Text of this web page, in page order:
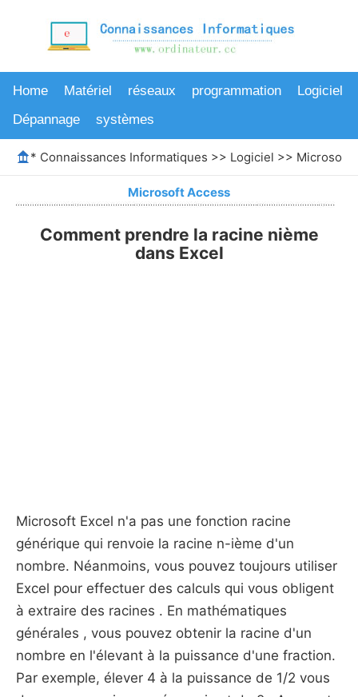
Home Matériel réseaux programmation
Logiciel
Dépannage
systèmes
* Connaissances Informatiques >> Logiciel >> Microsoft
Microsoft Access
Comment prendre la racine nième
dans Excel
Microsoft Excel n'a pas une fonction racine
générique qui renvoie la racine n-ième d'un
nombre. Néanmoins, vous pouvez toujours utiliser
Excel pour effectuer des calculs qui vous obligent
à extraire des racines . En mathématiques
générales , vous pouvez obtenir la racine d'un
nombre en l'élevant à la puissance d'une fraction.
Par exemple, élever 4 à la puissance de 1/2 vous